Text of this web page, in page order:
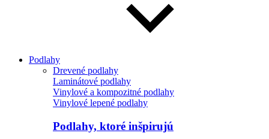
Podlahy
Drevené podlahy
Laminátové podlahy
Vinylové a kompozitné podlahy
Vinylové lepené podlahy
Podlahy, ktoré inšpirujú